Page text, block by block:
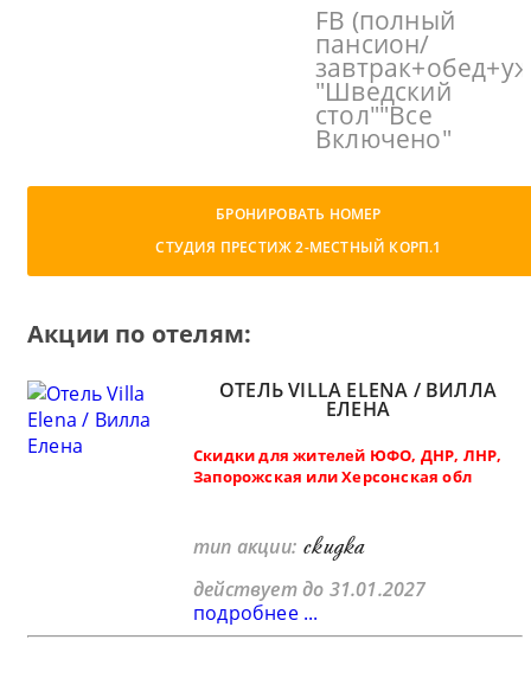
FB (полный
пансион/
"Шведский
стол""Все
Включено"
БРОНИРОВАТЬ НОМЕР
СТУДИЯ ПРЕСТИЖ 2-МЕСТНЫЙ КОРП.1
Акции по отелям:
ОТЕЛЬ VILLA ELENA / ВИЛЛА
ЕЛЕНА
Скидки для жителей ЮФО, ДНР, ЛНР,
Запорожская или Херсонская обл
тип акции: скидка
действует до 31.01.2027
подробнее ...